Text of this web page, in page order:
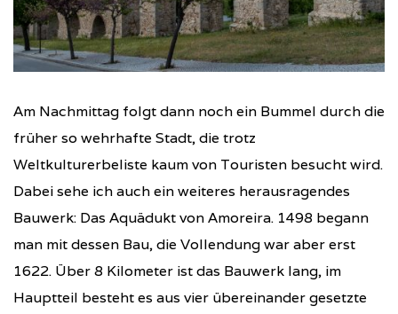
Am Nachmittag folgt dann noch ein Bummel durch die
früher so wehrhafte Stadt, die trotz
Weltkulturerbeliste kaum von Touristen besucht wird.
Dabei sehe ich auch ein weiteres herausragendes
Bauwerk: Das Aquädukt von Amoreira. 1498 begann
man mit dessen Bau, die Vollendung war aber erst
1622. Über 8 Kilometer ist das Bauwerk lang, im
Hauptteil besteht es aus vier übereinander gesetzte